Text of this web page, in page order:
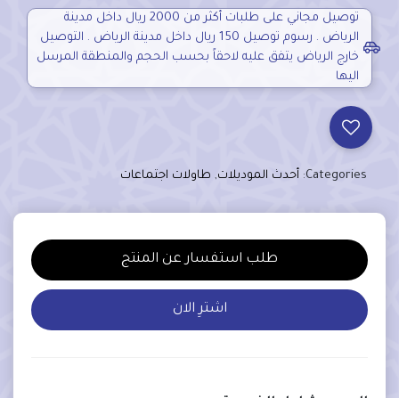
توصيل مجاني على طلبات أكثر من 2000 ريال داخل مدينة
الرياض . رسوم توصيل 150 ريال داخل مدينة الرياض . التوصيل
خارج الرياض يتفق عليه لاحقاً بحسب الحجم والمنطقة المرسل
اليها
Categories: أحدث الموديلات, طاولات اجتماعات
طلب استفسار عن المنتج
اشترِ الان